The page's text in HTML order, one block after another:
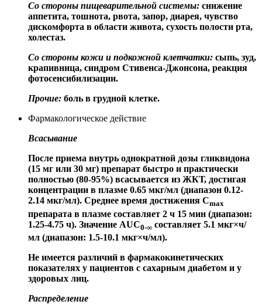
Со стороны пищеварительной системы: снижение
аппетита, тошнота, рвота, запор, диарея, чувство
дискомфорта в области живота, сухость полости рта,
холестаз.
Со стороны кожи и подкожной клетчатки: сыпь, зуд,
крапивница, синдром Стивенса-Джонсона, реакция
фотосенсибилизации.
Прочие: боль в грудной клетке.
Фармакологическое действие
Всасывание
После приема внутрь однократной дозы гликвидона
(15 мг или 30 мг) препарат быстро и практически
полностью (80-95%) всасывается из ЖКТ, достигая
концентрации в плазме 0.65 мкг/мл (диапазон 0.12-
2.14 мкг/мл). Среднее время достижения Cmax
препарата в плазме составляет 2 ч 15 мин (диапазон:
1.25-4.75 ч). Значение AUC0-∞ составляет 5.1 мкг×ч/
мл (диапазон: 1.5-10.1 мкг×ч/мл).
Не имеется различий в фармакокинетических
показателях у пациентов с сахарным диабетом и у
здоровых лиц.
Распределение